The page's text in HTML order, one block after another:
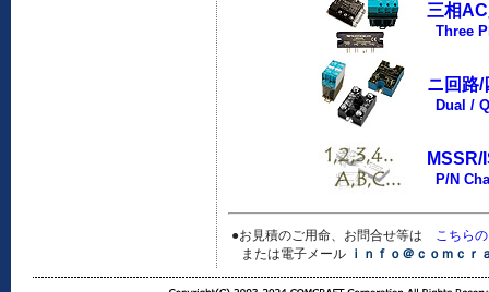
三相
Three
ニ回路/
Dual /
P/N
●お見積のご用命、お問合せ等は こちら
または電子メール ｉｎｆｏ＠ｃｏｍｃｒ